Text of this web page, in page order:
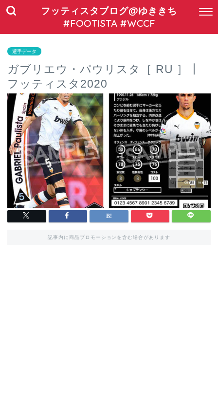
フッティスタブログ@ゆききち
#FOOTISTA #WCCF
選手データ
ガブリエウ・パウリスタ［ RU ］┃
フッティスタ2020
記事内に商品プロモーションを含む場合があります